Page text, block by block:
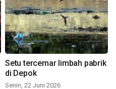
Setu tercemar limbah pabrik
di Depok
Senin, 22 Juni 2026